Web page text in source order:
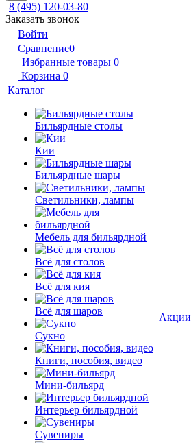
8 (495) 120-03-80
Заказать звонок
Войти
Сравнение0
Избранные товары 0
Корзина 0
Каталог
Бильярдные столы
Кии
Бильярдные шары
Светильники, лампы
Мебель для бильярдной
Всё для столов
Всё для кия
Всё для шаров
Сукно
Книги, пособия, видео
Мини-бильярд
Интерьер бильярдной
Сувениры
Акции